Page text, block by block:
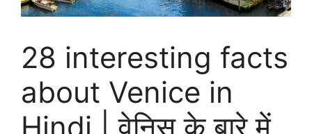
28 interesting facts
about Venice in
Hindi | वेनिस के बारे में